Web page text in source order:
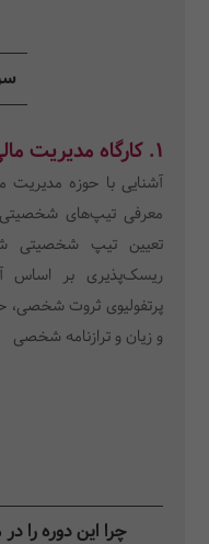
1. کارگاه مدیریت مالی شخصی
آشنایی با حوزه مدیریت
معرفی تیپ‌های شخصیتی
تعیین تیپ شخصیتی
پرتفولیوی ثروت شخصی،
و زیان و ترازنامه شخصی
چرا این دوره را